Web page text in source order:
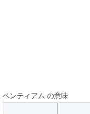
ペンティアム の意味